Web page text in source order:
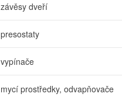
závěsy dveří
presostaty
vypínače
mycí prostředky, odvapňovače